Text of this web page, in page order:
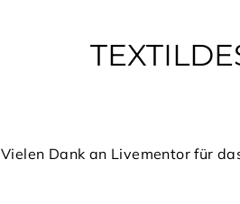
Vielen Dank an Livementor für